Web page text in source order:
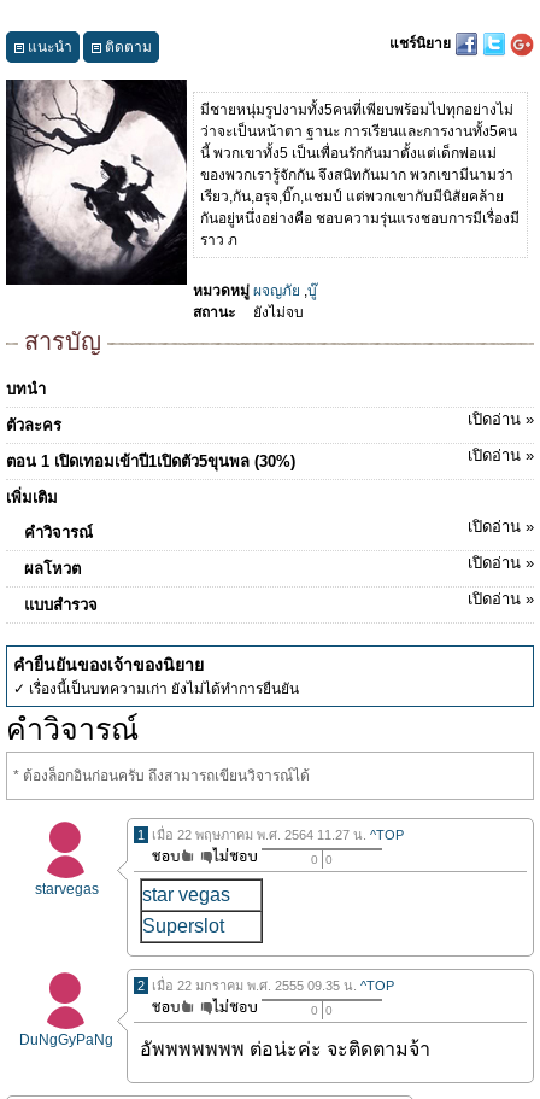
แนะนำ ติดตาม แชร์นิยาย
มีชายหนุ่มรูปงามทั้ง5คนที่เพียบพร้อมไปทุกอย่างไม่
ว่าจะเป็นหน้าตา ฐานะ การเรียนและการงานทั้ง5คน
นี้ พวกเขาทั้ง5 เป็นเพื่อนรักกันมาตั้งแต่เด็กพ่อแม่
ของพวกเรารู้จักกัน จึงสนิทกันมาก พวกเขามีนามว่า
เรียว,กัน,อรุจ,บิ๊ก,แชมป์ แต่พวกเขากับมีนิสัยคล้าย
กันอยู่หนึ่งอย่างคือ ชอบความรุ่นแรงชอบการมีเรื่องมี
ราว ภ
หมวดหมู่ ผจญภัย ,บู๊
สถานะ
ยังไม่จบ
สารบัญ
บทนำ
ตัวละคร
เปิดอ่าน »
ตอน 1 เปิดเทอมเข้าปี1เปิดตัว5ขุนพล (30%) เปิดอ่าน »
เพิ่มเติม
คำวิจารณ์
เปิดอ่าน »
ผลโหวต เปิดอ่าน »
แบบสำรวจ เปิดอ่าน »
คำยืนยันของเจ้าของนิยาย
✓ เรื่องนี้เป็นบทความเก่า ยังไม่ได้ทำการยืนยัน
คำวิจารณ์
* ต้องล็อกอินก่อนครับ ถึงสามารถเขียนวิจารณ์ได้
starvegas
1 เมื่อ 22 พฤษภาคม พ.ศ. 2564 11.27 น. ^TOP
0 0
star vegas
Superslot
DuNgGyPaNg
2 เมื่อ 22 มกราคม พ.ศ. 2555 09.35 น. ^TOP
0 0
อัพพพพพพพ ต่อน่ะค่ะ จะติดตามจ้า